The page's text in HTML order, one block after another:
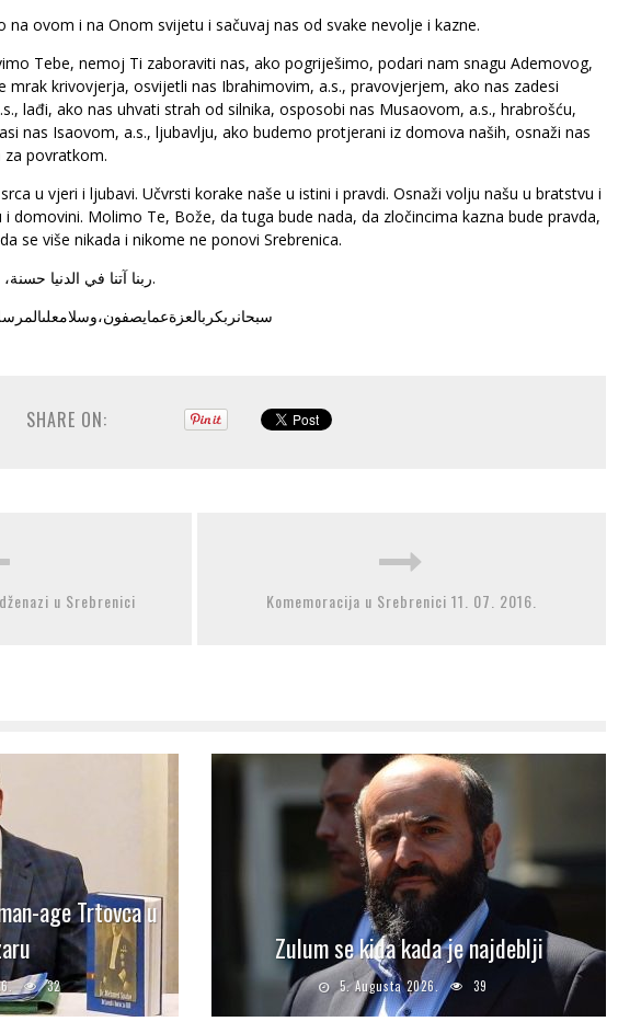
na ovom i na Onom svijetu i sačuvaj nas od svake nevolje i kazne.
Tebe, nemoj Ti zaboraviti nas, ako pogriješimo, podari nam snagu Ademovog,
mrak krivovjerja, osvijetli nas Ibrahimovim, a.s., pravovjerjem, ako nas zadesi
lađi, ako nas uhvati strah od silnika, osposobi nas Musaovom, a.s., hrabrošću,
nas Isaovom, a.s., ljubavlju, ako budemo protjerani iz domova naših, osnaži nas
povratkom.
u vjeri i ljubavi. Učvrsti korake naše u istini i pravdi. Osnaži volju našu u bratstvu i
domovini. Molimo Te, Bože, da tuga bude nada, da zločincima kazna bude pravda,
se više nikada i nikome ne ponovi Srebrenica.
ربنا آتنا في الدنيا حسنة، وفي الآخرة حسنة، وقنا عذاب النار.
SHARE ON:
u Srebrenici Komemoracija u Srebrenici 11. 07. 2016.
age Trtovca u
32
Zulum se kida kada je najdeblji
5. Augusta 2026. 39